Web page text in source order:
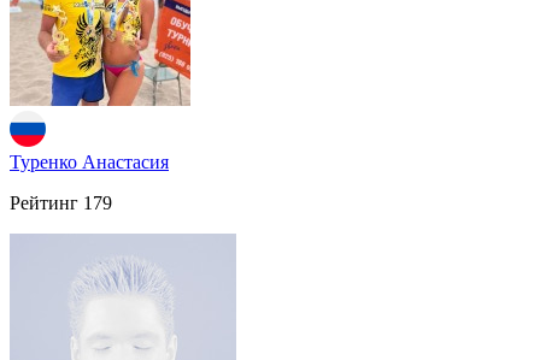
Туренко Анастасия
Рейтинг 179